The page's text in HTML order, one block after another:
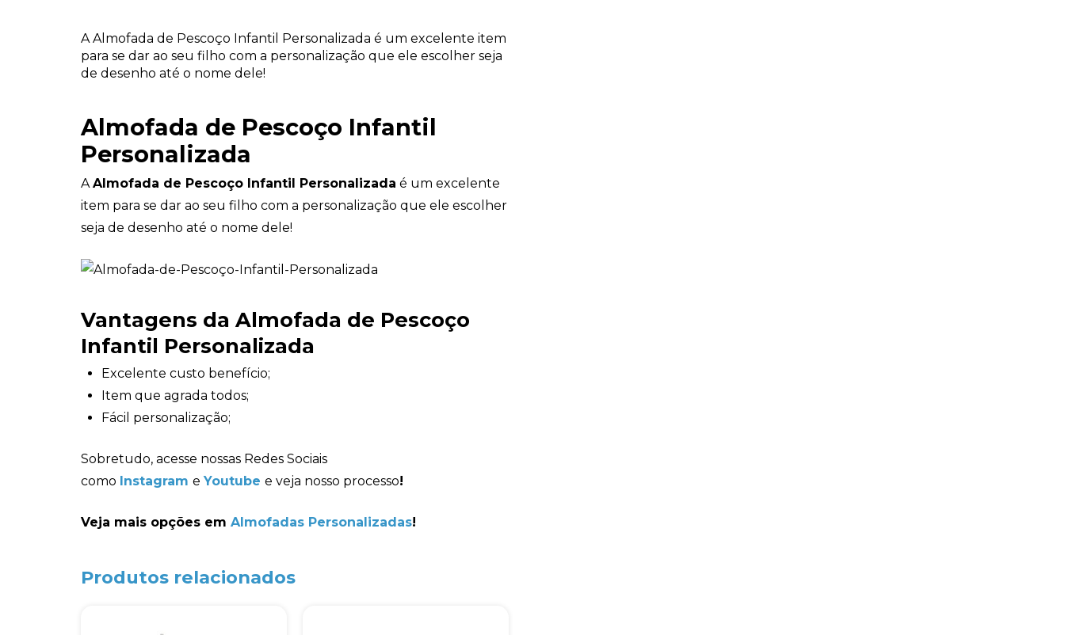
A Almofada de Pescoço Infantil Personalizada é um excelente item
para se dar ao seu filho com a personalização que ele escolher seja
de desenho até o nome dele!
Almofada de Pescoço Infantil
Personalizada
AAlmofada de Pescoço Infantil Personalizada é um excelente
item para se dar ao seu filho com a personalização que ele escolher
seja de desenho até o nome dele!
Vantagens da Almofada de Pescoço
Infantil Personalizada
Excelente custo benefício;
Item que agrada todos;
Fácil personalização;
Sobretudo, acesse nossas Redes Sociais
como Instagram e Youtube e veja nosso processo!
Veja mais opções em Almofadas Personalizadas!
Produtos relacionados